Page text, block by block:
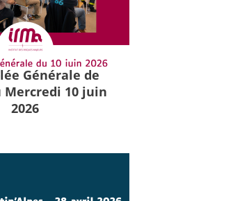
Générale de
Mercredi 10 juin
2026